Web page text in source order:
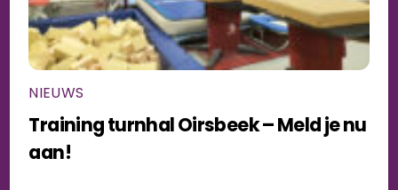
NIEUWS
Training turnhal Oirsbeek – Meld je nu
aan!